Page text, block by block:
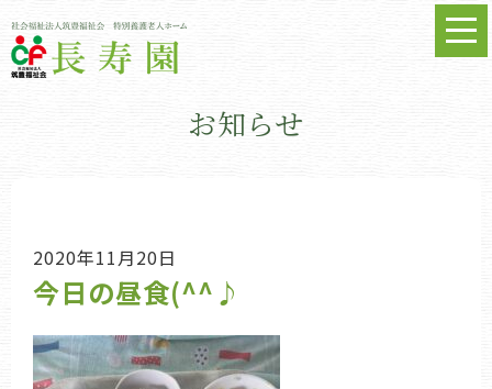
お知らせ
2020年11月20日
今日の昼食(^^♪